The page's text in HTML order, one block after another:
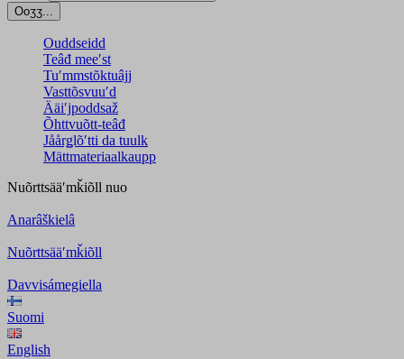
Ooʒʒ...
Ouddseidd
Teâđ meeʹst
Tuʹmmstõktuâjj
Vasttõsvuuʹd
Ääiʹjpoddsaž
Õhttvuõtt-teâđ
Jåårǥlõʹtti da tuulk
Mättmateriaalkaupp
Nuõrttsääʹmǩiõll nuo
Anarâškielâ
Nuõrttsääʹmǩiõll
Davvisámegiella
Suomi
English